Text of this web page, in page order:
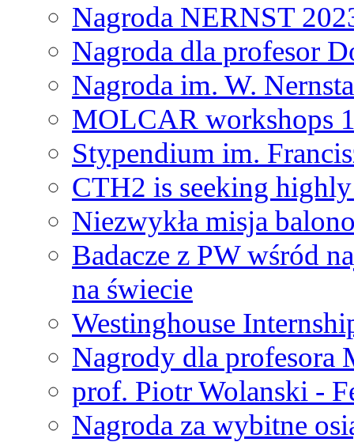
Nagroda NERNST
Nagroda dla profesor
Nagroda im. W.
MOLCAR workshops
Stypendium im.
CTH2 is seeking
Niezwykła misja
Badacze z PW wśród
na świecie
Westinghouse
Nagrody dla profesora
prof. Piotr Wolanski -
Nagroda za wybitne